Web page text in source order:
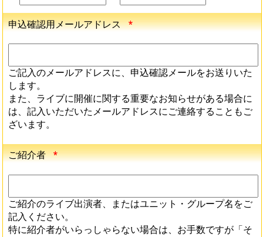
申込確認用メールアドレス *
ご記入のメールアドレスに、申込確認メールをお送りいた
します。
また、ライブに開催に関する重要なお知らせがある場合に
は、記入いただいたメールアドレスにご連絡することもご
ざいます。
ご紹介者 *
ご紹介のライブ出演者、またはユニット・グループ名をご
記入ください。
特に紹介者がいらっしゃらない場合は、お手数ですが「そ